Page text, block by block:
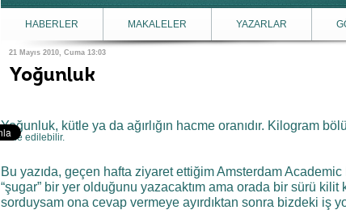
HABERLER MAKALELER YAZARLAR
21 Mayıs 2010, Cuma 13:03
Yoğunluk
Yoğunluk, kütle ya da ağırlığın hacme oranıdır. Kilogram
ifade edilebilir.
Bu yazıda, geçen hafta ziyaret ettiğim Amsterdam Academic
“şugar” bir yer olduğunu yazacaktım ama orada bir sürü
sorduysam ona cevap vermeye ayırdıktan sonra bizdeki iş